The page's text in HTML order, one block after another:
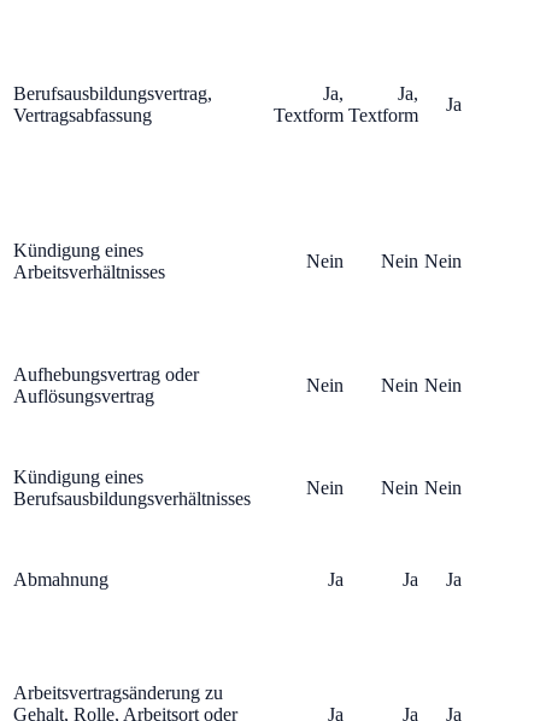
Berufsausbildungsvertrag,
Vertragsabfassung
Ja,
Textform
Ja,
Textform
Ja
Kündigung eines
Arbeitsverhältnisses
Nein Nein Nein
Aufhebungsvertrag oder
Auflösungsvertrag
Nein Nein Nein
Kündigung eines
Berufsausbildungsverhältnisses
Nein Nein Nein
Abmahnung Ja Ja Ja
Arbeitsvertragsänderung zu
Gehalt, Rolle, Arbeitsort oder
Ja Ja Ja